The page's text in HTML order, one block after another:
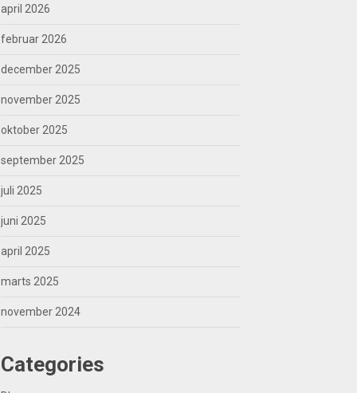
april 2026
februar 2026
december 2025
november 2025
oktober 2025
september 2025
juli 2025
juni 2025
april 2025
marts 2025
november 2024
Categories